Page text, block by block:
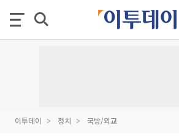
이투데이 정치 국방/외교